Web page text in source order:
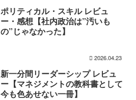
ポリティカル・スキル レビュ
ー・感想【社内政治は”汚いも
の”じゃなかった】
2026.04.23
新一分間リーダーシップ レビュ
ー【マネジメントの教科書として
今も色あせない一冊】